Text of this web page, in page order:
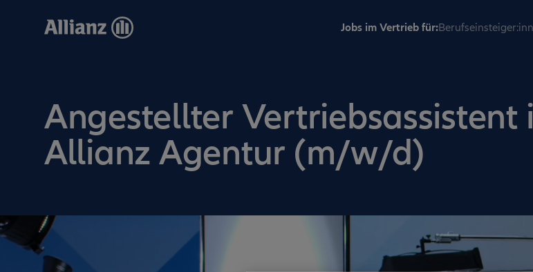
Jobs im Vertrieb für:
Angestellter Vertriebsassistent
Allianz Agentur (m/w/d)